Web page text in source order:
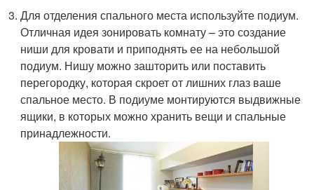
Для отделения спального места используйте подиум.
Отличная идея зонировать комнату – это создание
ниши для кровати и приподнять ее на небольшой
подиум. Нишу можно зашторить или поставить
перегородку, которая скроет от лишних глаз ваше
спальное место. В подиуме монтируются выдвижные
ящики, в которых можно хранить вещи и спальные
принадлежности.